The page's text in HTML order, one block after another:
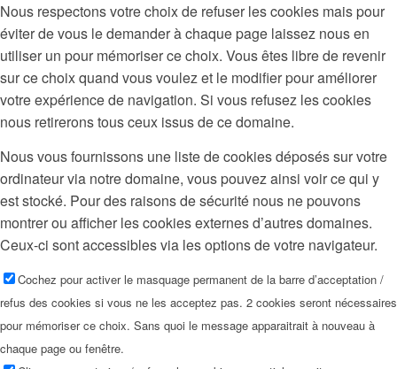
Nous respectons votre choix de refuser les cookies mais pour
éviter de vous le demander à chaque page laissez nous en
utiliser un pour mémoriser ce choix. Vous êtes libre de revenir
sur ce choix quand vous voulez et le modifier pour améliorer
votre expérience de navigation. Si vous refusez les cookies
nous retirerons tous ceux issus de ce domaine.
Nous vous fournissons une liste de cookies déposés sur votre
ordinateur via notre domaine, vous pouvez ainsi voir ce qui y
est stocké. Pour des raisons de sécurité nous ne pouvons
montrer ou afficher les cookies externes d’autres domaines.
Ceux-ci sont accessibles via les options de votre navigateur.
Cochez pour activer le masquage permanent de la barre d’acceptation /
refus des cookies si vous ne les acceptez pas. 2 cookies seront nécessaires
pour mémoriser ce choix. Sans quoi le message apparaitrait à nouveau à
chaque page ou fenêtre.